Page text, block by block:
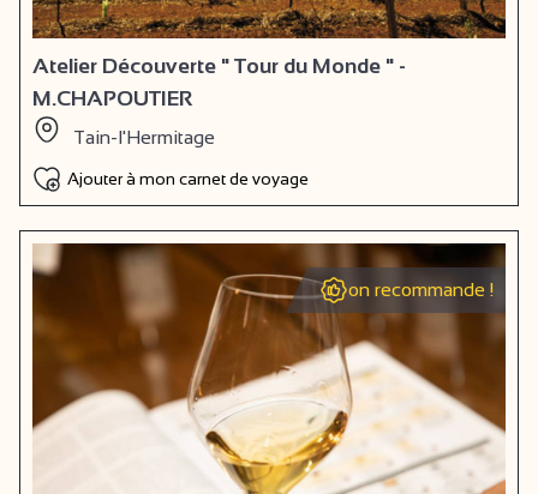
Atelier Découverte " Tour du Monde " -
M.CHAPOUTIER
Tain-l'Hermitage
Ajouter à mon carnet de voyage
on recommande !